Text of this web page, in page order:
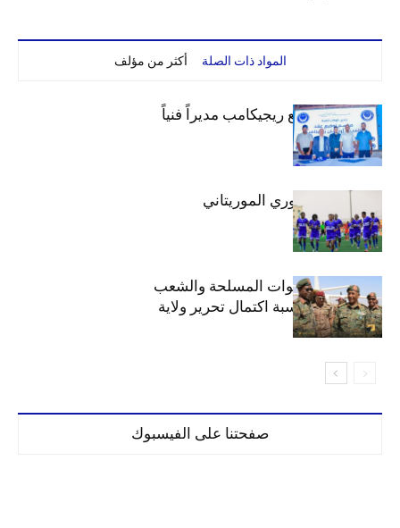
المواد ذات الصلة أكثر من مؤلف
الهلال يتعاقد مع ريجيكامب مديراً فنياً
الهلال بطلاً للدوري الموريتاني
الهلال يهنئ القوات المسلحة والشعب
السوداني بمناسبة اكتمال تحرير ولاية
الخرطوم
صفحتنا على الفيسبوك